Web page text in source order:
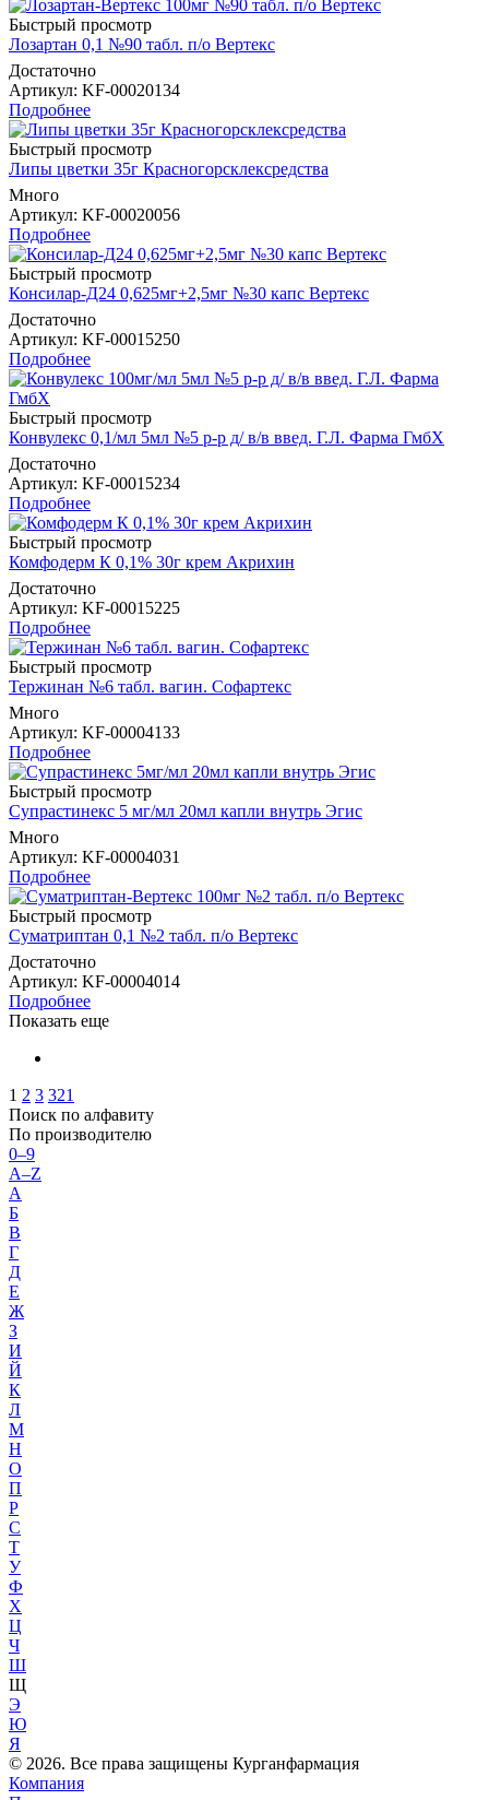
Быстрый просмотр
Лозартан 0,1 №90 табл. п/о Вертекс
Достаточно
Артикул: KF-00020134
Подробнее
Быстрый просмотр
Липы цветки 35г Красногорсклексредства
Много
Артикул: KF-00020056
Подробнее
Быстрый просмотр
Консилар-Д24 0,625мг+2,5мг №30 капс Вертекс
Достаточно
Артикул: KF-00015250
Подробнее
Быстрый просмотр
Конвулекс 0,1/мл 5мл №5 р-р д/ в/в введ. Г.Л. Фарма ГмбХ
Достаточно
Артикул: KF-00015234
Подробнее
Быстрый просмотр
Комфодерм К 0,1% 30г крем Акрихин
Достаточно
Артикул: KF-00015225
Подробнее
Быстрый просмотр
Тержинан №6 табл. вагин. Софартекс
Много
Артикул: KF-00004133
Подробнее
Быстрый просмотр
Супрастинекс 5 мг/мл 20мл капли внутрь Эгис
Много
Артикул: KF-00004031
Подробнее
Быстрый просмотр
Суматриптан 0,1 №2 табл. п/о Вертекс
Достаточно
Артикул: KF-00004014
Подробнее
Показать еще
1 2 3 321
Поиск по алфавиту
По производителю
0–9
A–Z
А
Б
В
Г
Д
Е
Ж
З
И
Й
К
Л
М
Н
О
П
Р
С
Т
У
Ф
Х
Ц
Ч
Ш
Щ
Э
Ю
Я
© 2026. Все права защищены Курганфармация
Компания